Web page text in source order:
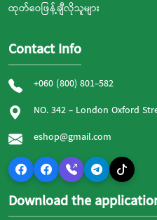
ထုတ်ဝေဖြန့်ချီလိုသူများ
Contact Info
+060 (800) 801-582
NO. 342 - London Oxford
eshop@gmail.com
Download the